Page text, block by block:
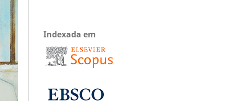
Indexada em